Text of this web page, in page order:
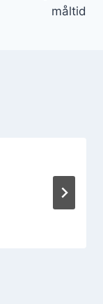
måltid